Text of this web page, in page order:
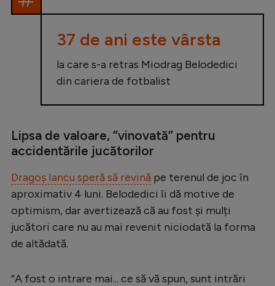
37 de ani este vârsta
la care s-a retras Miodrag Belodedici
din cariera de fotbalist
Lipsa de valoare, ”vinovată” pentru
accidentările jucătorilor
Dragoș Iancu speră să revină pe terenul de joc în
aproximativ 4 luni. Belodedici îi dă motive de
optimism, dar avertizează că au fost și mulți
jucători care nu au mai revenit niciodată la forma
de altădată.
”A fost o intrare mai... ce să vă spun, sunt intrări